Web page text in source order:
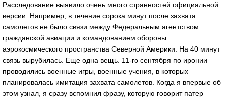
Расследование выявило очень много странностей официальной
версии. Например, в течение сорока минут после захвата
самолетов не было связи между Федеральным агентством
гражданской авиации и командованием обороны
аэрокосмического пространства Северной Америки. На 40 минут
связь вырубилась. Еще одна вещь. 11-го сентября по иронии
проводились военные игры, военные учения, в которых
планировалась имитация захвата самолетов. Когда я впервые об
этом узнал, я сразу вспомнил фразу, которую говорит патер